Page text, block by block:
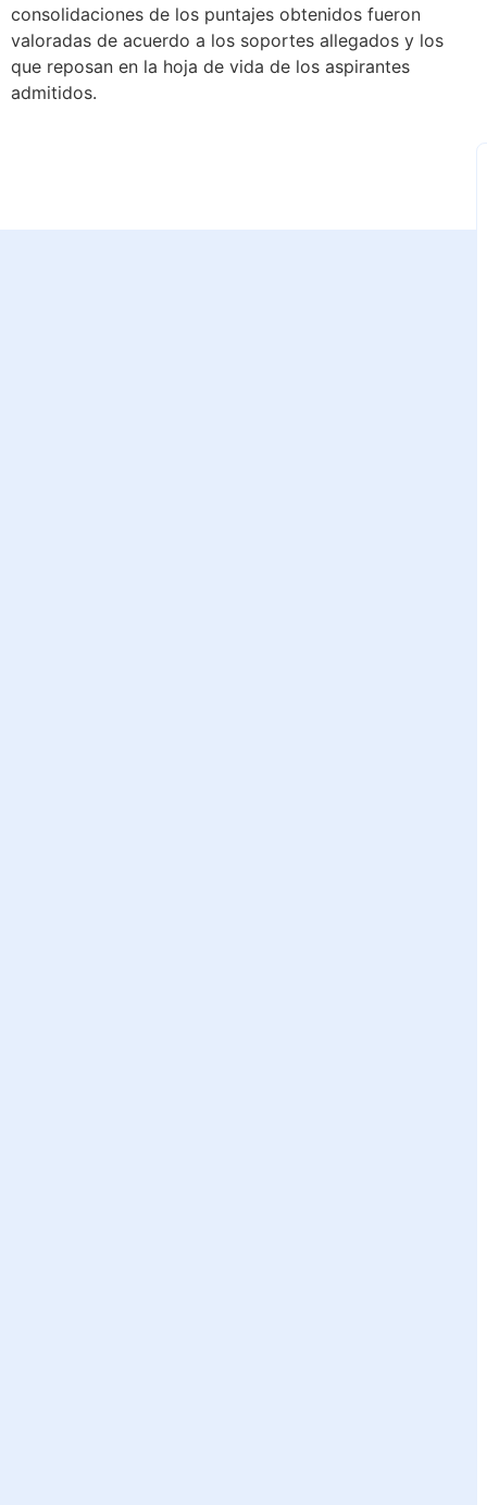
consolidaciones de los puntajes obtenidos fueron
valoradas de acuerdo a los soportes allegados y los
que reposan en la hoja de vida de los aspirantes
admitidos.